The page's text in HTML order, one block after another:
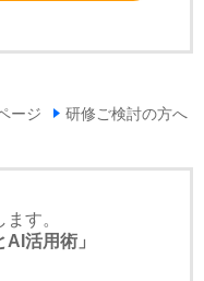
ージ 研修ご検討の方へ
す。
活用術」